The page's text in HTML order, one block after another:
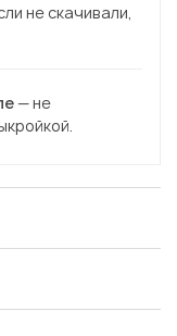
не скачивали,
— не